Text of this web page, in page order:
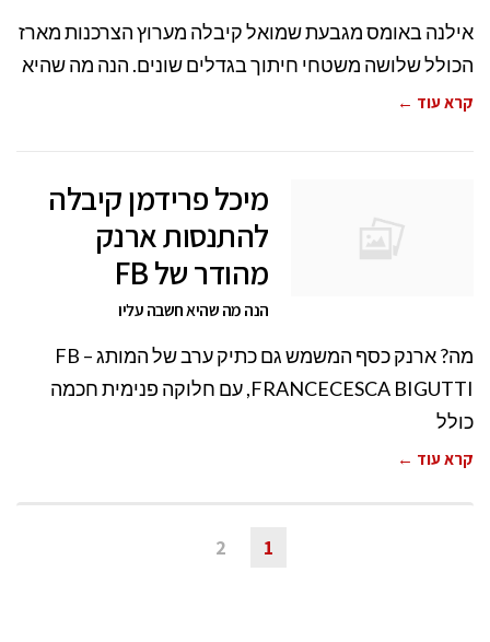
אילנה באומס מגבעת שמואל קיבלה מערוץ הצרכנות מארז
הכולל שלושה משטחי חיתוך בגדלים שונים. הנה מה שהיא
קרא עוד ←
מיכל פרידמן קיבלה
להתנסות ארנק
מהודר של FB
הנה מה שהיא חשבה עליו
מה? ארנק כסף המשמש גם כתיק ערב של המותג FB –
FRANCECESCA BIGUTTI, עם חלוקה פנימית חכמה
כולל
קרא עוד ←
1
2